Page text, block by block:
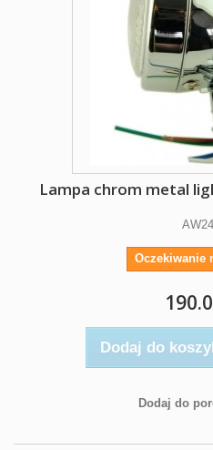
Lampa chrom metal
Oczekiwanie
Dodaj do
Dodaj do